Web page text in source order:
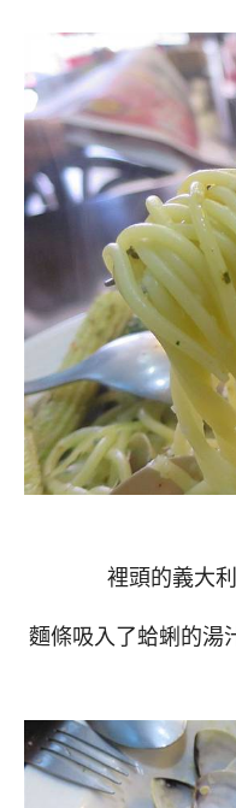
裡頭的義大
麵條吸入了蛤蜊的湯